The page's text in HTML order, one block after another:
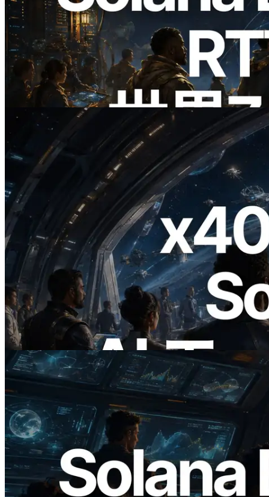
2026.08.05
ERPC、Solana Leader Slot APIを世界7
リージョンのping計測に拡張—
Validators Information APIも公開
この記事を読む
2026.07.04
ERPC、x402 決済対応の Solana RPC を
公開 — AI エージェントが必要な API
にその場で支払う時代の幕開け
この記事を読む
2026.05.24